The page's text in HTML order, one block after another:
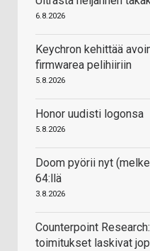
6.8.2026
Keychron kehittää
firmwarea pelihiiriin
5.8.2026
Honor uudisti logonsa
5.8.2026
Doom pyörii nyt
64:llä
3.8.2026
Counterpoint
toimitukset laskivat